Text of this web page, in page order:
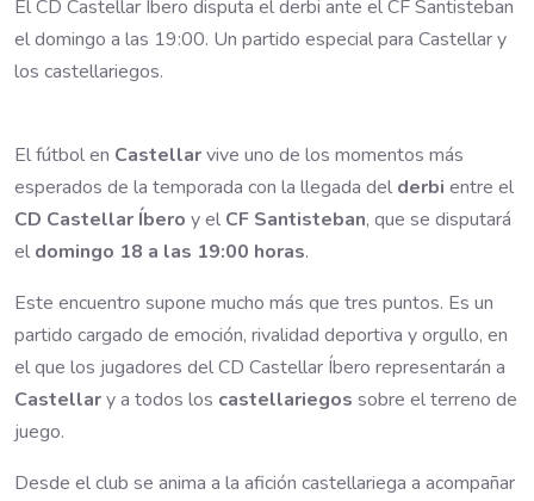
El CD Castellar Íbero disputa el derbi ante el CF Santisteban
el domingo a las 19:00. Un partido especial para Castellar y
los castellariegos.
El fútbol en Castellarvive uno de los momentos más
esperados de la temporada con la llegada del derbi entre el
CD Castellar Íbero y el CF Santisteban, que se disputará
el domingo 18 a las 19:00 horas.
Este encuentro supone mucho más que tres puntos. Es un
partido cargado de emoción, rivalidad deportiva y orgullo, en
el que los jugadores del CD Castellar Íbero representarán a
Castellary a todos los castellariegos sobre el terreno de
juego.
Desde el club se anima a la afición castellariega a acompañar